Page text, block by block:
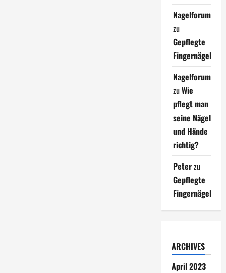
Nagelforum
zu
Gepflegte
Fingernägel
Nagelforum
zuWie
pflegt man
seine Nägel
und Hände
richtig?
Peterzu
Gepflegte
Fingernägel
ARCHIVES
April 2023